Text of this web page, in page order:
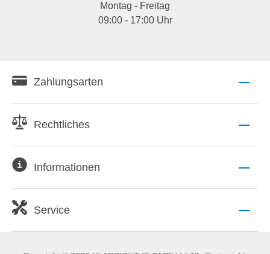
Montag - Freitag
09:00 - 17:00 Uhr
Zahlungsarten
Rechtliches
Informationen
Service